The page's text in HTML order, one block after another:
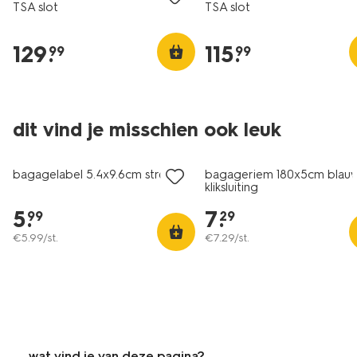
TSA slot
129.
99
TSA slot
115.
99
dit vind je misschien ook leuk
bagagelabel 5.4x9.6cm strepen
5.
99
€5.99/st.
bagageriem 180x5cm
kliksluiting
7.
29
€7.29/st.